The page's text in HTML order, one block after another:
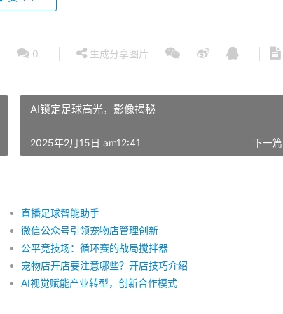
0 生成分享图片
AI锁定足球高光，影像揭秘
下一
2025年2月15日 am12:41
直播足球智能助手
微信公众号引领宠物店管理创新
公平竞技场：循环赛的战局搅拌器
宠物店开店要注意哪些？开店技巧介绍
AI视觉赋能产业转型，创新合作模式